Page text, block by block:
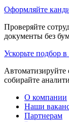
Оформляйте
Проверяйте
документы без
Ускорьте подбор
Автоматизируйте
собирайте
О компании
Наши
Партнерам